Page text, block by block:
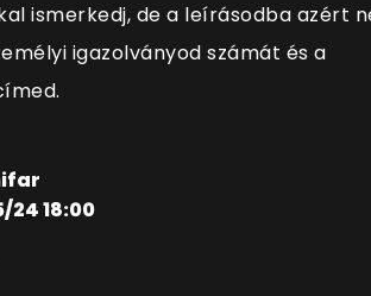
ismerkedj, de a leírásodba azért
igazolványod számát és a
24 18:00